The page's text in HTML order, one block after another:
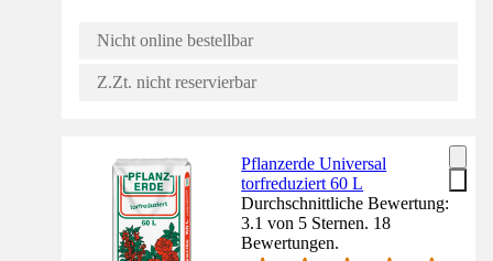
Nicht online bestellbar
Z.Zt. nicht reservierbar
Pflanzerde Universal
torfreduziert 60 L
Durchschnittliche Bewertung:
3.1 von 5 Sternen. 18
Bewertungen.